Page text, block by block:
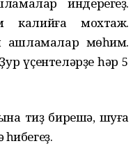
калийға мохтаж.
ашламалар мөһим.
үҫентеләрҙе һәр 5
тиҙ бирешә, шуға